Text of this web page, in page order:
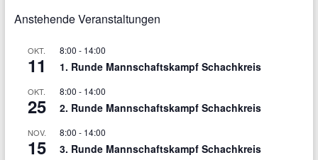
Anstehende Veranstaltungen
OKT.
11
8:00 - 14:00
1. Runde Mannschaftskampf Schachkreis
OKT.
25
8:00 - 14:00
2. Runde Mannschaftskampf Schachkreis
NOV.
15
8:00 - 14:00
3. Runde Mannschaftskampf Schachkreis